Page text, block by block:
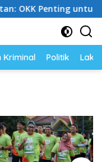
Penting untuk
Kriminal Politik